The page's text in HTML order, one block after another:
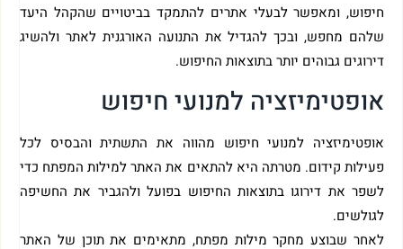
חיפוש, ומאפשר לבעלי אתרים להתמקד בביטויים שהקהל היעד
שלהם מחפש, ובכך להגדיל את התנועה האורגנית לאתר ולהשיג
דירוגים גבוהים יותר בתוצאות החיפוש.
אופטימיזציה למנועי חיפוש
אופטימיזציה למנועי חיפוש מהווה את התשתית והבסיס לכל
פעילות קידום. מטרתה היא להתאים את האתר למילות המפתח כדי
לשפר את דירוגו בתוצאות החיפוש בפועל ולהגביר את החשיפה
לגולשים.
לאחר שבוצע מחקר מילות מפתח, מתאימים את תוכן של האתר